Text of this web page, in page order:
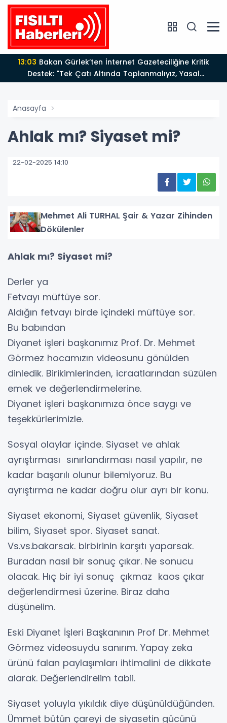
13:03
Destek: "Tek Çatı Altında Toplanmalıyız, Yasal
Düzenlemeye Hazırız"
Anasayfa
Ahlak mı? Siyaset mi?
22-02-2025 14:10
Mehmet Ali TURHAL Şair & Yazar Zihinden
Dökülenler
Ahlak mı? Siyaset mi?
Derler ya
Fetvayı müftüye sor.
Aldığın fetvayı birde içindeki müftüye sor.
Bu babından
Diyanet işleri başkanımız Prof. Dr. Mehmet
Görmez hocamızın videosunu gönülden
dinledik. Birikimlerinden, icraatlarından süzülen
emek ve değerlendirmelerine.
Diyanet işleri başkanımıza önce saygı ve
teşekkürlerimizle.
Sosyal olaylar içinde. Siyaset ve ahlak
ayrıştırması sınırlandırması nasıl yapılır, ne
kadar başarılı olunur bilemiyoruz. Bu
ayrıştırma ne kadar doğru olur ayrı bir konu.
Siyaset ekonomi, Siyaset güvenlik, Siyaset
bilim, Siyaset spor. Siyaset sanat.
Vs.vs.bakarsak. birbirinin karşıtı yaparsak.
Buradan nasıl bir sonuç çıkar. Ne sonucu
olacak. Hıç bir iyi sonuç çıkmaz kaos çıkar
değerlendirmesi üzerine. Biraz daha
düşünelim.
Eski Diyanet İşleri Başkanının Prof Dr. Mehmet
Görmez videosuydu sanırım. Yapay zeka
ürünü falan paylaşımları ihtimalini de dikkate
alarak. Değerlendirelim tabii.
Siyaset yoluyla yıkıldık diye düşünüldüğünden.
Ümmet bütün çareyi de siyasetin gücünü